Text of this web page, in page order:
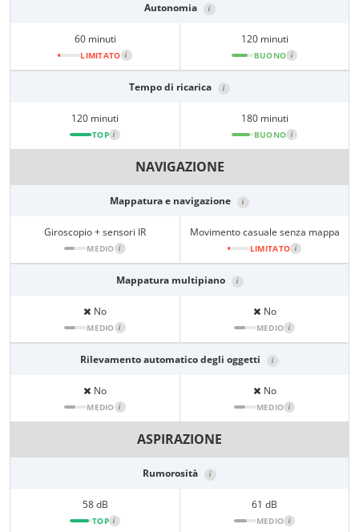
Autonomia i
60 minuti
LIMITATO i
120 minuti
BUONO i
Tempo di ricarica i
120 minuti
TOP i
180 minuti
BUONO i
NAVIGAZIONE
Mappatura e navigazione i
Giroscopio + sensori IR
MEDIO i
Movimento casuale senza mappa
LIMITATO i
Mappatura multipiano i
No
MEDIO i
No
MEDIO i
Rilevamento automatico degli oggetti i
No
MEDIO i
No
MEDIO i
ASPIRAZIONE
Rumorosità i
58 dB
TOP i
61 dB
MEDIO i